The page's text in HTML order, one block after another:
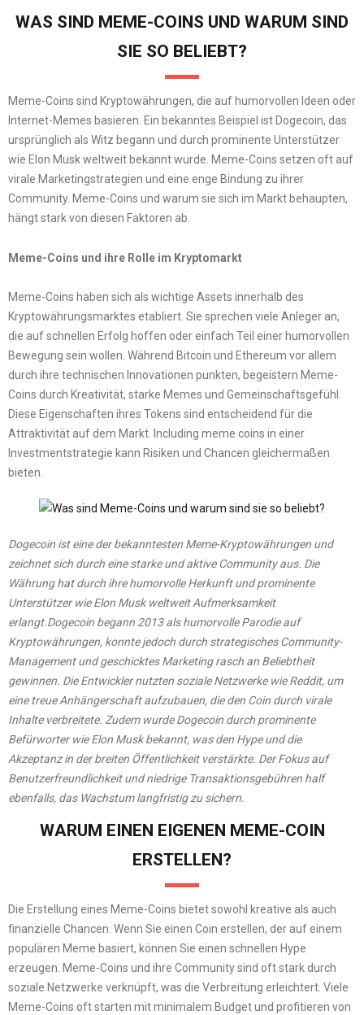
WAS SIND MEME-COINS UND WARUM SIND
SIE SO BELIEBT?
Meme-Coins sind Kryptowährungen, die auf humorvollen Ideen oder
Internet-Memes basieren. Ein bekanntes Beispiel ist Dogecoin, das
ursprünglich als Witz begann und durch prominente Unterstützer
wie Elon Musk weltweit bekannt wurde. Meme-Coins setzen oft auf
virale Marketingstrategien und eine enge Bindung zu ihrer
Community. Meme-Coins und warum sie sich im Markt behaupten,
hängt stark von diesen Faktoren ab.
Meme-Coins und ihre Rolle im Kryptomarkt
Meme-Coins haben sich als wichtige Assets innerhalb des
Kryptowährungsmarktes etabliert. Sie sprechen viele Anleger an,
die auf schnellen Erfolg hoffen oder einfach Teil einer humorvollen
Bewegung sein wollen. Während Bitcoin und Ethereum vor allem
durch ihre technischen Innovationen punkten, begeistern Meme-
Coins durch Kreativität, starke Memes und Gemeinschaftsgefühl.
Diese Eigenschaften ihres Tokens sind entscheidend für die
Attraktivität auf dem Markt. Including meme coins in einer
Investmentstrategie kann Risiken und Chancen gleichermaßen
bieten.
Dogecoin ist eine der bekanntesten Meme-Kryptowährungen und
zeichnet sich durch eine starke und aktive Community aus. Die
Währung hat durch ihre humorvolle Herkunft und prominente
Unterstützer wie Elon Musk weltweit Aufmerksamkeit
erlangt.Dogecoin begann 2013 als humorvolle Parodie auf
Kryptowährungen, konnte jedoch durch strategisches Community-
Management und geschicktes Marketing rasch an Beliebtheit
gewinnen. Die Entwickler nutzten soziale Netzwerke wie Reddit, um
eine treue Anhängerschaft aufzubauen, die den Coin durch virale
Inhalte verbreitete. Zudem wurde Dogecoin durch prominente
Befürworter wie Elon Musk bekannt, was den Hype und die
Akzeptanz in der breiten Öffentlichkeit verstärkte. Der Fokus auf
Benutzerfreundlichkeit und niedrige Transaktionsgebühren half
ebenfalls, das Wachstum langfristig zu sichern.
WARUM EINEN EIGENEN MEME-COIN
ERSTELLEN?
Die Erstellung eines Meme-Coins bietet sowohl kreative als auch
finanzielle Chancen. Wenn Sie einen Coin erstellen, der auf einem
populären Meme basiert, können Sie einen schnellen Hype
erzeugen. Meme-Coins und ihre Community sind oft stark durch
soziale Netzwerke verknüpft, was die Verbreitung erleichtert. Viele
Meme-Coins oft starten mit minimalem Budget und profitieren von